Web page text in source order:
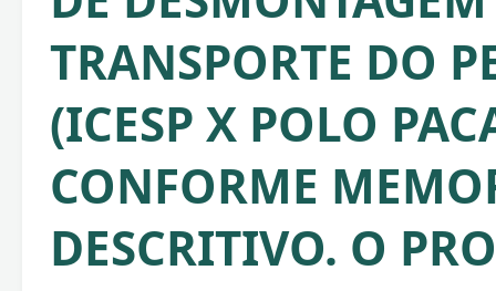
TRANSPORTE DO
(ICESP X POLO
CONFORME
DESCRITIVO. O